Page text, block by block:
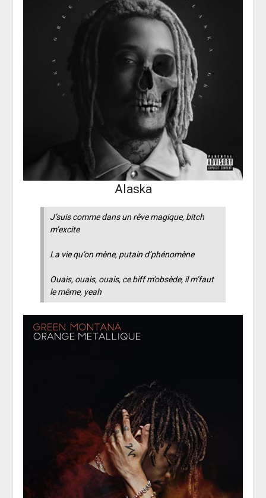
Alaska
J’suis comme dans un rêve magique, bitch
m’excite
La vie qu’on mène, putain d’phénomène
Ouais, ouais, ouais, ce biff m’obsède, il m’faut
le même, yeah